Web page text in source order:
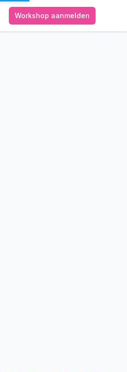
Workshop aanmelden